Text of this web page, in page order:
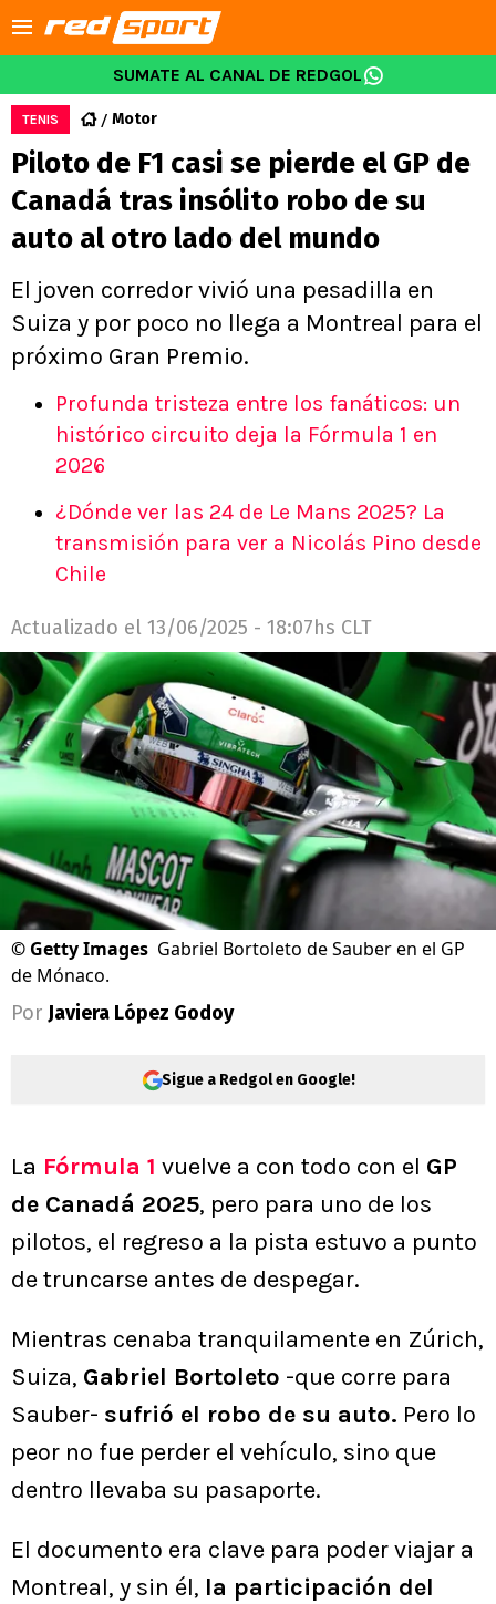
SUMATE AL CANAL DE REDGOL
TENIS Motor
Piloto de F1 casi se pierde el GP de
Canadá tras insólito robo de su
auto al otro lado del mundo
El joven corredor vivió una pesadilla en
Suiza y por poco no llega a Montreal para el
próximo Gran Premio.
Profunda tristeza entre los fanáticos: un
histórico circuito deja la Fórmula 1 en
2026
¿Dónde ver las 24 de Le Mans 2025? La
transmisión para ver a Nicolás Pino desde
Chile
Actualizado el 13/06/2025 - 18:07hs CLT
© Getty Images Gabriel Bortoleto de Sauber en el GP
de Mónaco.
Por Javiera López Godoy
Sigue a Redgol en Google!
La Fórmula 1 vuelve a con todo con el GP
de Canadá 2025, pero para uno de los
pilotos, el regreso a la pista estuvo a punto
de truncarse antes de despegar.
Mientras cenaba tranquilamente en Zúrich,
Suiza, Gabriel Bortoleto -que corre para
Sauber- sufrió el robo de su auto. Pero lo
peor no fue perder el vehículo, sino que
dentro llevaba su pasaporte.
El documento era clave para poder viajar a
Montreal, y sin él, la participación del